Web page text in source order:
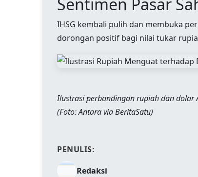
Sentimen Pasar
IHSG kembali pulih dan membuka
dorongan positif bagi nilai tukar
Ilustrasi perbandingan rupiah dan dolar
(Foto: Antara via BeritaSatu)
PENULIS:
Redaksi